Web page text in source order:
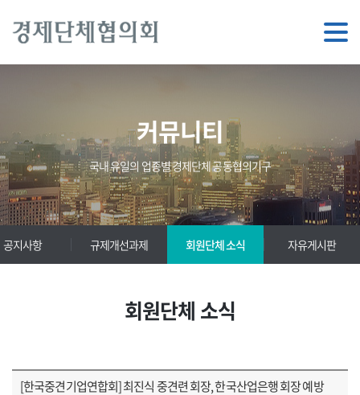
커뮤니티
국내 유일의 업종별 경제단체 공동협의기구
공지사항 규제개선과제 회원단체 소식 자유게시판
회원단체 소식
[한국중견기업연합회] 최진식 중견련 회장, 한국산업은행 회장 예방